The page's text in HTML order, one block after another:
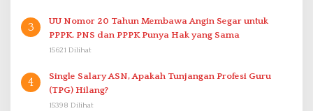
3
UU Nomor 20 Tahun Membawa Angin Segar untuk
PPPK. PNS dan PPPK Punya Hak yang Sama
15621 Dilihat
4
Single Salary ASN, Apakah Tunjangan Profesi Guru
(TPG) Hilang?
15398 Dilihat